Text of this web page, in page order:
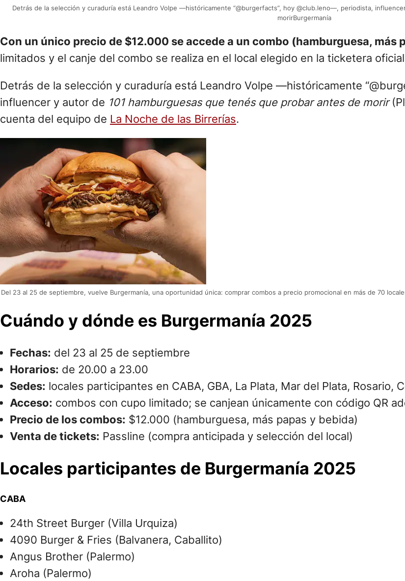
Detrás de la selección y curaduría está Leandro Volpe —históricamente “@burgerfacts”, hoy @club.leno—, periodista,
morirBurgermanía
Con un único precio de $12.000 se accede a un combo (hamburguesa, más
limitados y el canje del combo se realiza en el local elegido en la ticketera
Detrás de la selección y curaduría está Leandro Volpe —históricamente
influencer y autor de 101 hamburguesas que tenés que probar antes de morir
cuenta del equipo de La Noche de las Birrerías.
Del 23 al 25 de septiembre, vuelve Burgermanía, una oportunidad única: comprar combos a precio promocional en más de 70
Cuándo y dónde es Burgermanía 2025
Fechas: del 23 al 25 de septiembre
Horarios: de 20.00 a 23.00
Sedes: locales participantes en CABA, GBA, La Plata, Mar del Plata, Rosario,
Acceso: combos con cupo limitado; se canjean únicamente con código QR
Precio de los combos: $12.000 (hamburguesa, más papas y bebida)
Venta de tickets: Passline (compra anticipada y selección del local)
Locales participantes de Burgermanía 2025
CABA
24th Street Burger (Villa Urquiza)
4090 Burger & Fries (Balvanera, Caballito)
Angus Brother (Palermo)
Aroha (Palermo)